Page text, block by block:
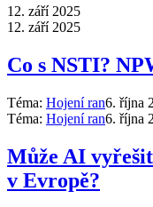
12. září 2025
12. září 2025
Co s NSTI?
Téma: Hojení ran6. října
Téma: Hojení ran6. října
Může AI
v Evropě?